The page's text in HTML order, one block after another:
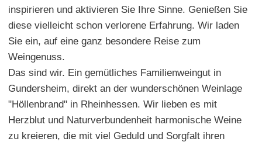
inspirieren und aktivieren Sie Ihre Sinne. Genießen Sie
diese vielleicht schon verlorene Erfahrung. Wir laden
Sie ein, auf eine ganz besondere Reise zum
Weingenuss.
Das sind wir. Ein gemütliches Familienweingut in
Gundersheim, direkt an der wunderschönen Weinlage
"Höllenbrand" in Rheinhessen. Wir lieben es mit
Herzblut und Naturverbundenheit harmonische Weine
zu kreieren, die mit viel Geduld und Sorgfalt ihren